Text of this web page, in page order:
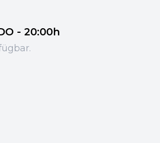
- 20:00h